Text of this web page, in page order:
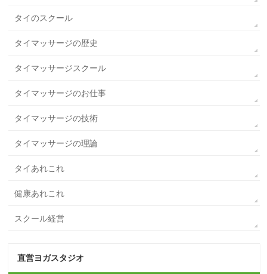
タイのスクール
タイマッサージの歴史
タイマッサージスクール
タイマッサージのお仕事
タイマッサージの技術
タイマッサージの理論
タイあれこれ
健康あれこれ
スクール経営
直営ヨガスタジオ